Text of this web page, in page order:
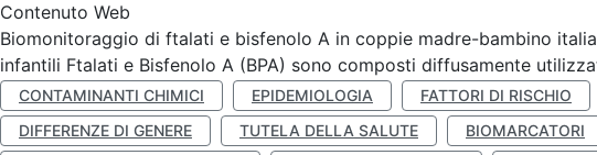
Contenuto Web
Biomonitoraggio di ftalati e bisfenolo A in coppie madre-bambino
infantili Ftalati e Bisfenolo A (BPA) sono composti diffusamente
CONTAMINANTI CHIMICI EPIDEMIOLOGIA FATTORI DI RISCHIO
DIFFERENZE DI GENERE
TUTELA DELLA SALUTE BIOMARCATORI